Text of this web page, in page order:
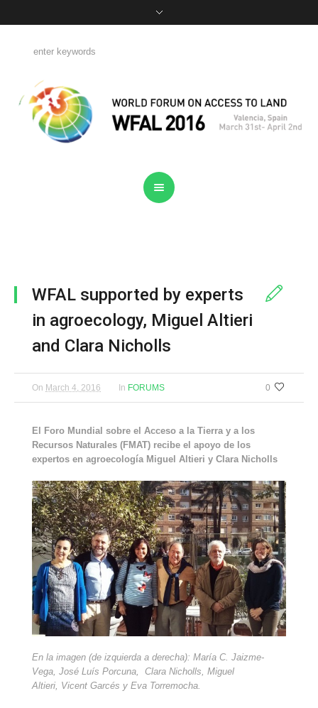
WFAL supported by experts
in agroecology, Miguel Altieri
and Clara Nicholls
0
On March 4, 2016 In FORUMS
El Foro Mundial sobre el Acceso a la Tierra y a los
Recursos Naturales (FMAT) recibe el apoyo de los
expertos en agroecología Miguel Altieri y Clara Nicholls
En la imagen (de izquierda a derecha): María C. Jaizme-
Vega, José Luís Porcuna, Clara Nicholls, Miguel
Altieri, Vicent Garcés y Eva Torremocha.​